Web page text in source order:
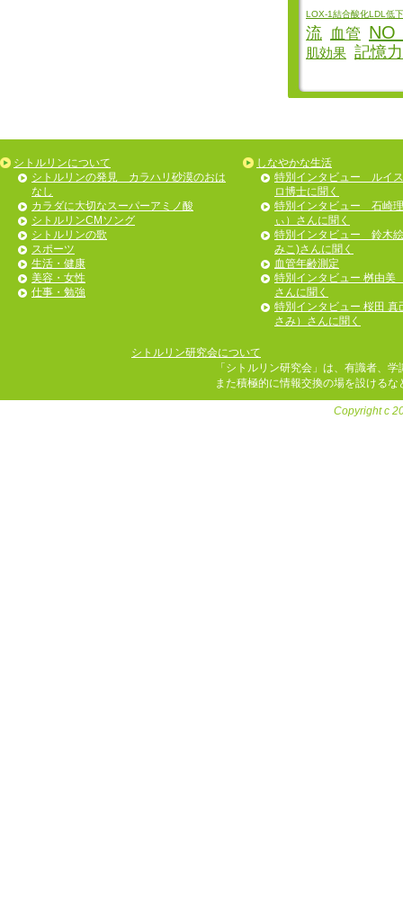
LOX-1結合酸化LDL低下
流 血管 NO
肌効果 記憶力
シトルリンについて
シトルリンの発見 カラハリ砂漠のおは
なし
カラダに大切なスーパーアミノ酸
シトルリンCMソング
シトルリンの歌
スポーツ
生活・健康
美容・女性
仕事・勉強
しなやかな生活
特別インタビュー ルイ
ロ博士に聞く
特別インタビュー 石崎
ぃ）さんに聞く
特別インタビュー 鈴木
みこ)さんに聞く
血管年齢測定
特別インタビュー 桝由
さんに聞く
特別インタビュー 桜田 真
さみ）さんに聞く
シトルリン研究会について
「シトルリン研究会」は、有識者、
また積極的に情報交換の場を設ける
Copyright c